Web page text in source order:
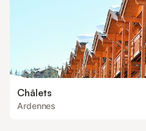
Châlets
Ardennes